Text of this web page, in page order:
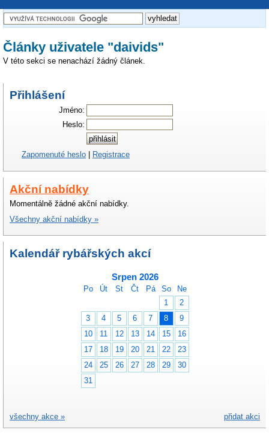
Články uživatele "daivids"
V této sekci se nenachází žádný článek.
Přihlášení
Jméno:
Heslo:
Zapomenuté heslo Registrace
Akční nabídky
Momentálně žádné akční nabídky.
Všechny akční nabídky »
Kalendář rybářských akcí
Srpen 2026
Po Út St Čt Pá So
Ne
1
2
3
4 5 6 7 8
9
10
11 12 13 14 15
16
17
18 19 20 21 22
23
24
25 26 27 28 29
30
31
přidat akci
všechny akce »